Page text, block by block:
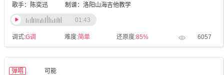
歌手：陈奕迅 制谱：洛阳山海吉他教学
调式:G调 难度:简单 还原度:85% 6057
01:43
弹唱 可能